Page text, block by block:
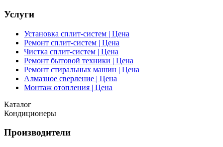
Услуги
Установка сплит-систем | Цена
Ремонт сплит-систем | Цена
Чистка сплит-систем | Цена
Ремонт бытовой техники | Цена
Ремонт стиральных машин | Цена
Алмазное сверление | Цена
Монтаж отопления | Цена
Каталог
Кондиционеры
Производители